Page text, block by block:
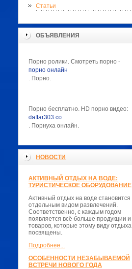
Статьи
ОБЪЯВЛЕНИЯ
Порно ролики. Смотреть порно -
порно онлайн
. Порно.
Порно бесплатно. HD порно видео:
daftar303.co
. Порнуха онлайн.
НОВОСТИ
АКТИВНЫЙ ОТДЫХ НА ВОДЕ:
ТУРИСТИЧЕСКОЕ ОБОРУДОВАНИЕ
Активный отдых на воде становится
отдельным видом развлечений.
Соответственно, с каждым годом
появляется всё больше продукции и
товаров, которые этому виду отдыха
посвящены.
Подробнее...
ОСОБЕННОСТИ НЕЗАБЫВАЕМОЙ
ВСТРЕЧИ НОВОГО ГОДА